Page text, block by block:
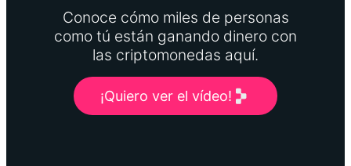
Conoce cómo miles de personas
como tú están ganando dinero con
las criptomonedas aquí.
¡Quiero ver el vídeo!